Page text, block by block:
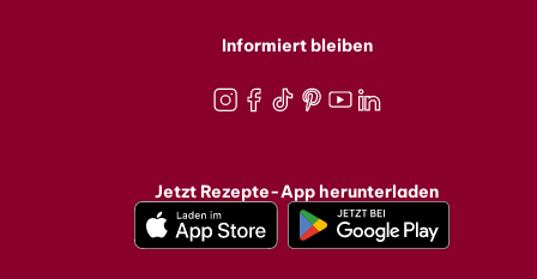
Informiert bleiben
Jetzt Rezepte-App herunterladen